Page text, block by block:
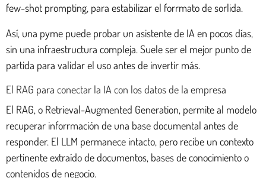
few-shot prompting, para estabilizar el forrmato de sorlida.
Así, una pyme puede probar un asistente de IA en pocos días,
sin una infraestructura compleja. Suele ser el mejor punto de
partida para validar el uso antes de invertir más.
El RAG para conectar la IA con los datos de la empresa
El RAG, o Retrieval-Augmented Generation, permite al modelo
recuperar inforrmación de una base documental antes de
responder. El LLM permanece intacto, pero recibe un contexto
pertinente extraído de documentos, bases de conocimiento o
contenidos de negocio.